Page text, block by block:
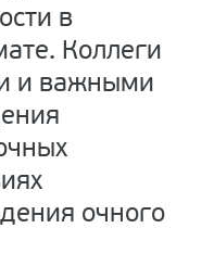
в
Коллеги
и важными
очного